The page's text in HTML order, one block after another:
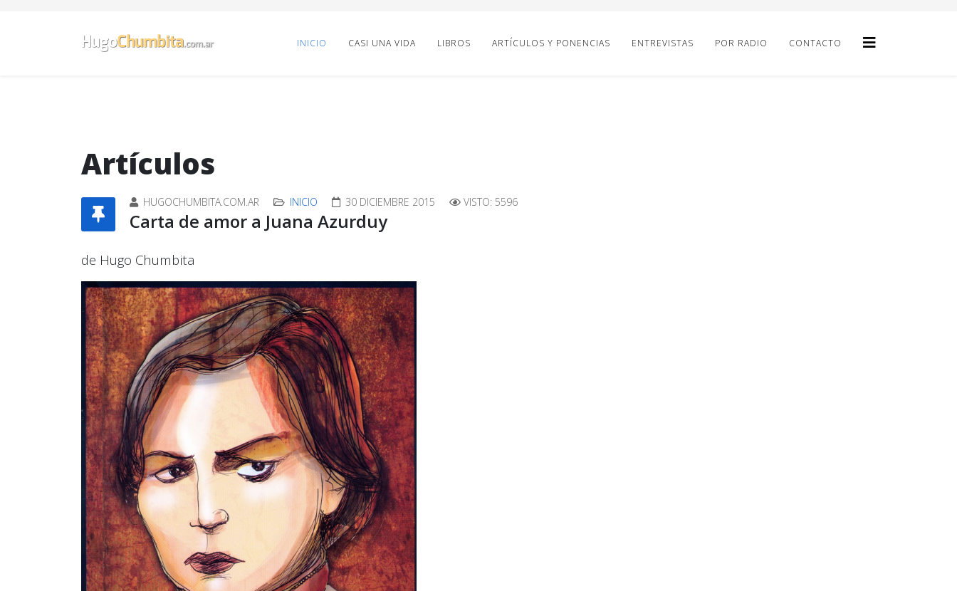
INICIO CASI UNA VIDA LIBROS ARTÍCULOS Y PONENCIAS ENTREVISTAS POR RADIO CONTACTO
Artículos
HUGOCHUMBITA.COM.AR INICIO 30 DICIEMBRE 2015 VISTO: 5596
Carta de amor a Juana Azurduy
de Hugo Chumbita